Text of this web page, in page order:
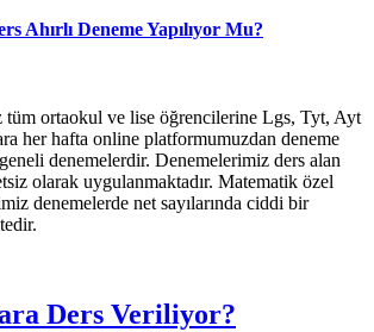
Ahırlı Deneme Yapılıyor Mu?
ortaokul ve lise öğrencilerine Lgs, Tyt, Ayt
her hafta online platformumuzdan deneme
denemelerdir. Denemelerimiz ders alan
olarak uygulanmaktadır. Matematik özel
denemelerde net sayılarında ciddi bir
Ders Veriliyor?